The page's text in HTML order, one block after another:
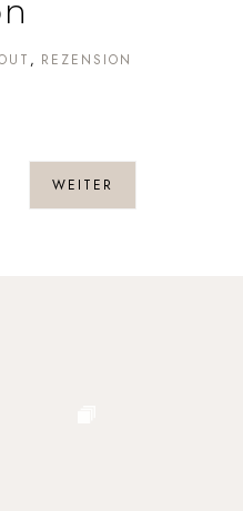
REZENSION
WEITER